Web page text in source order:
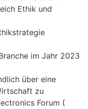
Ethik und
im Jahr 2023
über eine
zu
Forum (